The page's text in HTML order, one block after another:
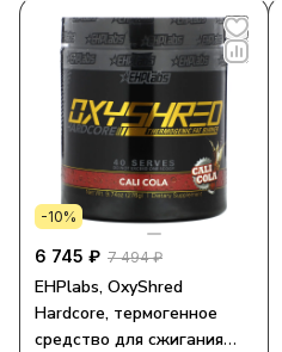
-10%
6 745 ₽ 7 494 ₽
EHPlabs, OxyShred
Hardcore, термогенное
средство для сжигания